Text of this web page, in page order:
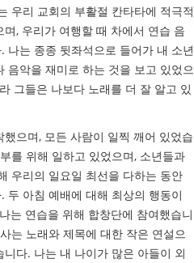
우리 교회의 부활절 칸타타에 적극적
, 우리가 여행할 때 차에서 연습 음
나는 종종 뒷좌석으로 들어가 내 소년
음악을 재미로 하는 것을 보고 있었으
그들은 나보다 노래를 더 잘 알고 있
으며, 모든 사람이 일찍 깨어 있었습
를 위해 일하고 있었으며, 소년들과
우리의 일요일 최선을 다하는 동안
두 아침 예배에 대해 최상의 행동이
는 연습을 위해 합창단에 참여했습니
는 노래와 제목에 대한 작은 연설으
다. 나는 내 나이가 많은 아들이 외